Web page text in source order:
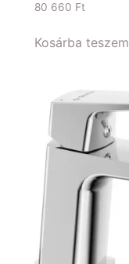
80 660 Ft
Kosárba teszem